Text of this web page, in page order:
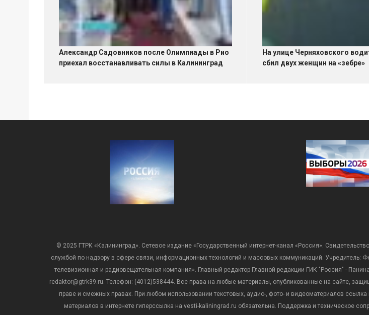
Александр Садовников после Олимпиады в Рио
приехал восстанавливать силы в Калининград
На улице Черняховского
сбил двух женщин на «зебре»
© 2025 ГТРК «Калининград». Сетевое издание «Государственный интернет-канал «Россия».
службой по надзору в сфере связи, информационных технологий и массовых коммуникаций. Учредитель:
телевизионная и радиовещательная компания». Главный редактор Главной редакции ГИК "Россия" -
redaktor@gtrk39.ru. Телефон: (4012)538444. Все права на любые материалы, опубликованные на сайте,
праве и смежных правах. При любом использовании текстовых, аудио-, фото- и видеоматериалов
материалов в интернете гиперссылка на vesti-kaliningrad.ru обязательна. Поддержка и техническое